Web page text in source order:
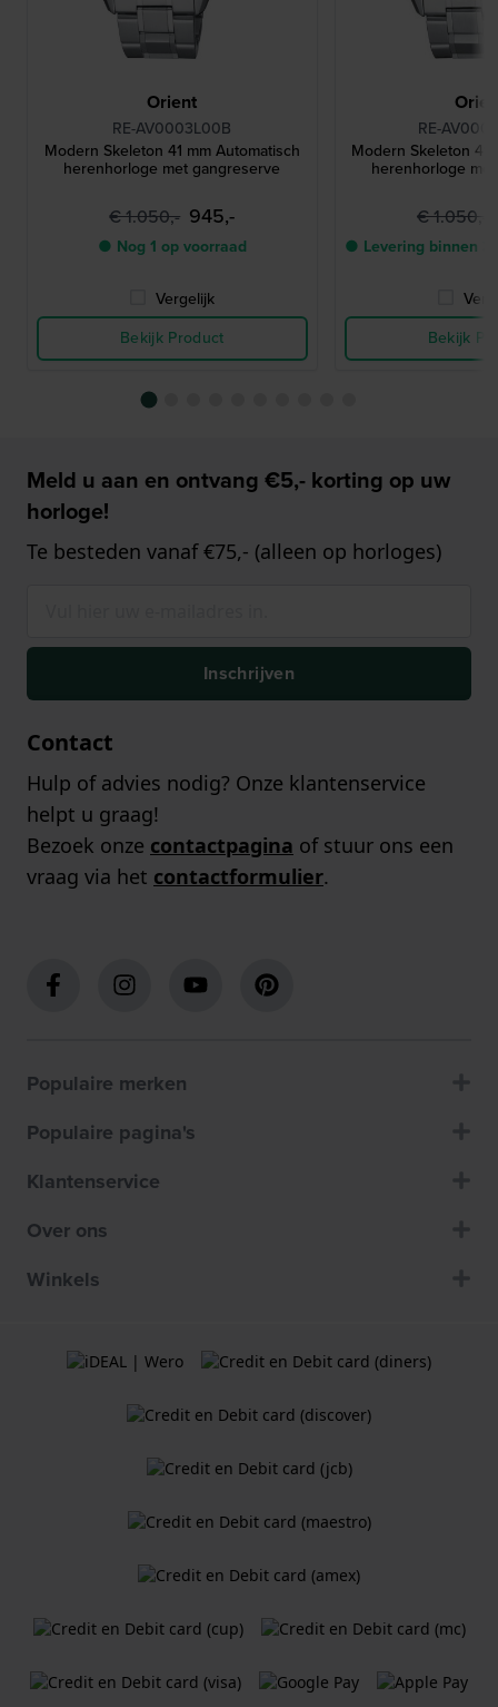
Orient
RE-AV0003L00B
Modern Skeleton 41 mm Automatisch
herenhorloge met gangreserve
€ 1.050,- 945,-
● Nog 1 op voorraad
Vergelijk
Bekijk Product
RE-
Modern Skeleton 41
herenhorloge
€ 1.050,-
● Levering binnen
Bekijk
Meld u aan en ontvang €5,- korting op uw
horloge!
Te besteden vanaf €75,- (alleen op horloges)
Inschrijven
Contact
Hulp of advies nodig? Onze klantenservice
helpt u graag!
Bezoek onze contactpagina of stuur ons een
vraag via het contactformulier.
Populaire merken
Populaire pagina's
Klantenservice
Over ons
Winkels